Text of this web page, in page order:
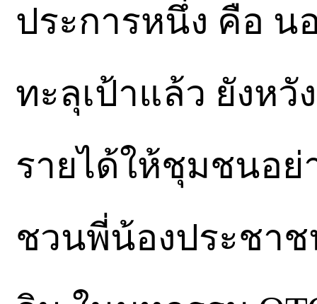
ประการหนึ่ง คือ น
ทะลุเป้าแล้ว ยังหวั
รายได้ให้ชุมชนอย่
ชวนพี่น้องประชา